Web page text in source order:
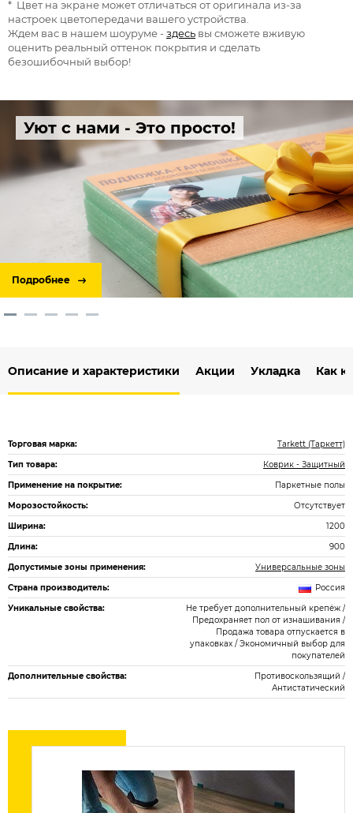
* Цвет на экране может отличаться от оригинала из-за
настроек цветопередачи вашего устройства.
Ждем вас в нашем шоуруме -здесь вы сможете вживую
оценить реальный оттенок покрытия и сделать
безошибочный выбор!
Уют с нами - Это просто!
Подробнее
Описание и характеристики Акции Укладка Как
Торговая марка:
Tarkett (Таркетт)
Тип товара:
Коврик - Защитный
Применение на покрытие:
Паркетные полы
Морозостойкость:
Отсутствует
Ширина:
1200
Длина:
900
Допустимые зоны применения:
Универсальные зоны
Страна производитель:
Россия
Уникальные свойства:
Не требует дополнительный крепёж /
Предохраняет пол от изнашивания /
Продажа товара отпускается в
упаковках / Экономичный выбор для
покупателей
Дополнительные свойства:
Противоскользящий /
Антистатический